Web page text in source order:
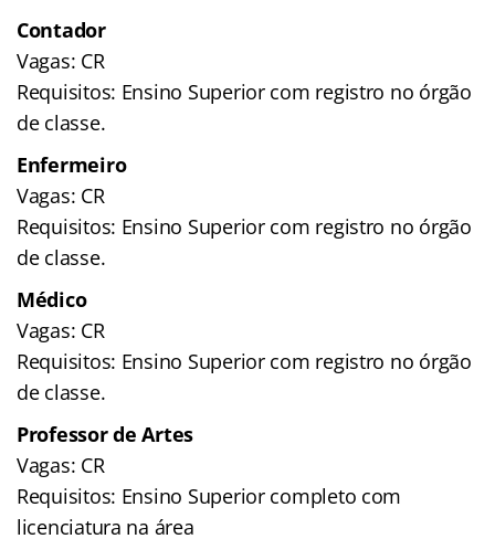
Contador
Vagas: CR
Requisitos: Ensino Superior com registro no órgão
de classe.
Enfermeiro
Vagas: CR
Requisitos: Ensino Superior com registro no órgão
de classe.
Médico
Vagas: CR
Requisitos: Ensino Superior com registro no órgão
de classe.
Professor de Artes
Vagas: CR
Requisitos: Ensino Superior completo com
licenciatura na área